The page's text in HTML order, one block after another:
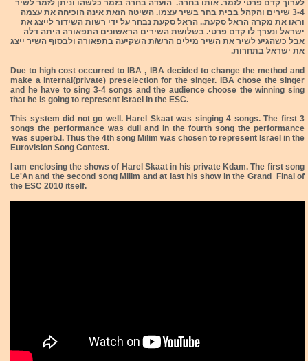
לערוך קדם פרטי לזמר. אותו בחרה. הועדה בחרה בזמר כלשהו וניתן לזמר לשיר
3-4 שירים והקהל בבית בחר בשיר עצמו. השיטה הזאת אינה הוכיחה את עצמה
וראו את מקרה הראל סקעת.. הראל סקעת נבחר על ידי רשות השידור לייצג את
ישראל ונערך לו קדם פרטי. בשלושת השירים הראשונים התפאורה היתה דלה
אבל כשהגיע לשיר את השיר מילים הרש/ת השקיעה בתפאורה ולבסוף השיר ייצג
את ישראל בתחרות.
Due to high cost occurred to IBA , IBA decided to change the method and
make a internal(private) preselection for the singer. IBA chose the singer
and he have to sing 3-4 songs and the audience choose the winning sing
that he is going to represent Israel in the ESC.
This system did not go well. Harel Skaat was singing 4 songs. The first 3
songs the performance was dull and in the fourth song the performance
was superb.l. Thus the 4th song Milim was chosen to represent Israel in the
Eurovision Song Contest.
I am enclosing the shows of Harel Skaat in his private Kdam. The first song
Le'An and the second song Milim and at last his show in the Grand Final of
the ESC 2010 itself.